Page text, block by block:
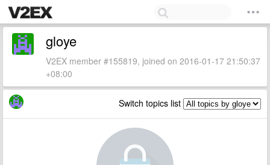
gloye
V2EX member #155819, joined on 2016-01-17 21:50:37
+08:00
Switch topics list